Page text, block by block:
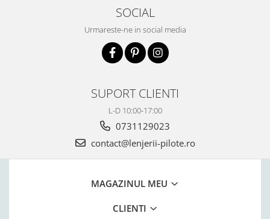
SOCIAL
Urmareste-ne in social media
SUPORT CLIENTI
L-D 10:00-17:00
0731129023
contact@lenjerii-pilote.ro
MAGAZINUL MEU
CLIENTI